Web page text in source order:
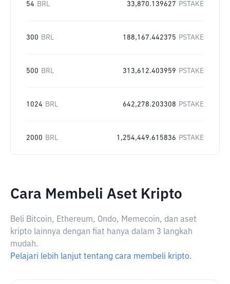
54 BRL 33,870.139627 PSTAKE
300 BRL 188,167.442375 PSTAKE
500 BRL 313,612.403959 PSTAKE
1024 BRL 642,278.203308 PSTAKE
2000 BRL 1,254,449.615836 PSTAKE
Cara Membeli Aset Kripto
Beli Bitcoin, Ethereum, Ondo, Memecoin, dan aset
kripto lainnya dengan fiat hanya dalam 3 langkah
mudah.
Pelajari lebih lanjut tentang cara membeli kripto.